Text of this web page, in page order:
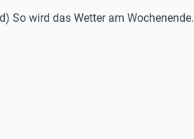
So wird das Wetter am Wochenende.